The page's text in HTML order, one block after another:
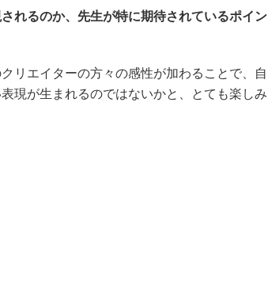
れるのか、先生が特に期待されているポイン
リエイターの方々の感性が加わることで、自
現が生まれるのではないかと、とても楽しみ